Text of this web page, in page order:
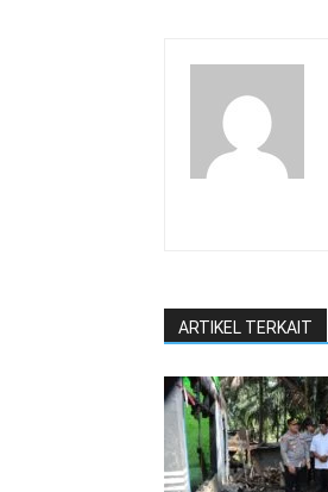
ARTIKEL TERKAIT